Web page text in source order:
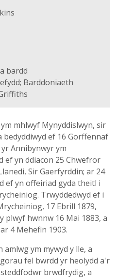
bardd
Barddoniaeth
mhlwyf Mynyddislwyn, sir
bedyddiwyd ef 16 Gorffennaf
Annibynwyr ym
ef yn ddiacon 25 Chwefror
Sir Gaerfyrddin; ar 24
ef yn offeiriad gyda theitl i
Trwyddedwyd ef i
17 Ebrill 1879,
plwyf hwnnw 16 Mai 1883, a
4 Mehefin 1903.
amlwg ym mywyd y lle, a
fel bwrdd yr heolydd a'r
brwdfrydig, a